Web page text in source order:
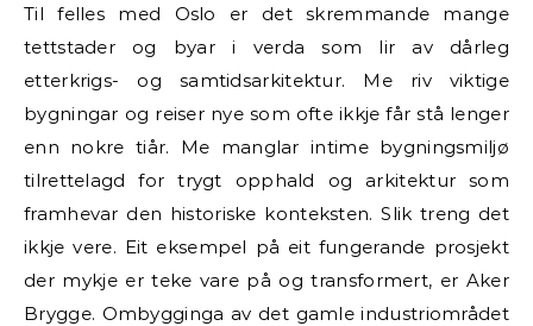
Til felles med Oslo er det skremmande mange
tettstader og byar i verda som lir av dårleg
etterkrigs- og samtidsarkitektur. Me riv viktige
bygningar og reiser nye som ofte ikkje får stå lenger
enn nokre tiår. Me manglar intime bygningsmiljø
tilrettelagd for trygt opphald og arkitektur som
framhevar den historiske konteksten. Slik treng det
ikkje vere. Eit eksempel på eit fungerande prosjekt
der mykje er teke vare på og transformert, er Aker
Brygge. Ombygginga av det gamle industriområdet